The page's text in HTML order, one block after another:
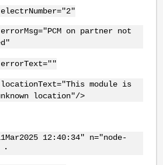
on partner not
module is
location"/>
12:40:34" n="node-